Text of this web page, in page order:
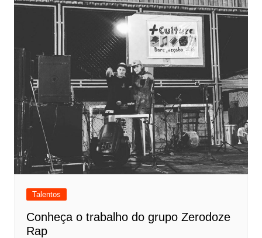
Talentos
Conheça o trabalho do grupo Zerodoze
Rap